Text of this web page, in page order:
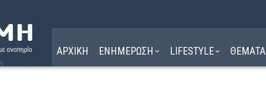
ΑΡΧΙΚΗ ΕΝΗΜΕΡΩΣΗ LIFESTYLE ΘΕΜΑΤΑ